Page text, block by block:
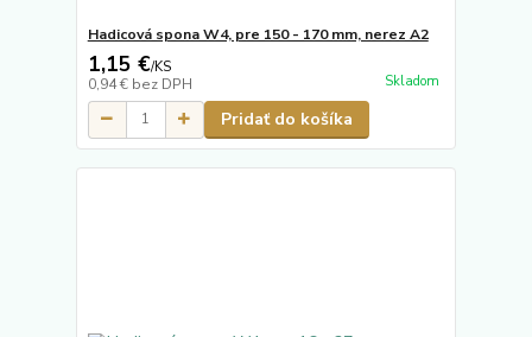
Hadicová spona W4, pre 150 - 170 mm, nerez A2
1,15 €/KS
0,94 € bez DPH Skladom
Pridať do košíka